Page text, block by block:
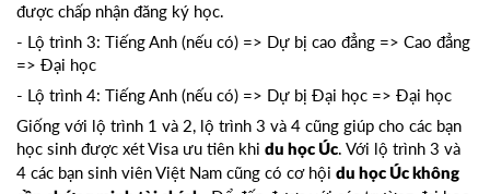
được chấp nhận đăng ký học.
- Lộ trình 3: Tiếng Anh (nếu có) => Dự bị cao đẳng => Cao đẳng
=> Đại học
- Lộ trình 4: Tiếng Anh (nếu có) => Dự bị Đại học => Đại học
Giống với lộ trình 1 và 2, lộ trình 3 và 4 cũng giúp cho các bạn
học sinh được xét Visa ưu tiên khi du học Úc. Với lộ trình 3 và
4 các bạn sinh viên Việt Nam cũng có cơ hội du học Úc không